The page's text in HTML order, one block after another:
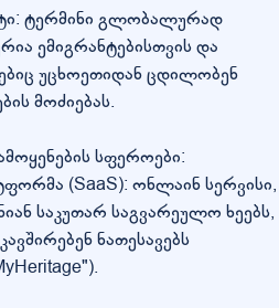
ტერმინი გლობალურად
ემიგრანტებისთვის და
უცხოეთიდან ცდილობენ
მოძიებას.
სფეროები:
(SaaS): ონლაინ სერვისი,
საკუთარ საგვარეულო ხეებს,
ნათესავებს